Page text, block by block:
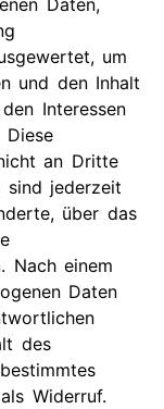
Daten,
um
und den Inhalt
Interessen
Diese
an Dritte
sind jederzeit
über das
Nach einem
Daten
des
Widerruf.